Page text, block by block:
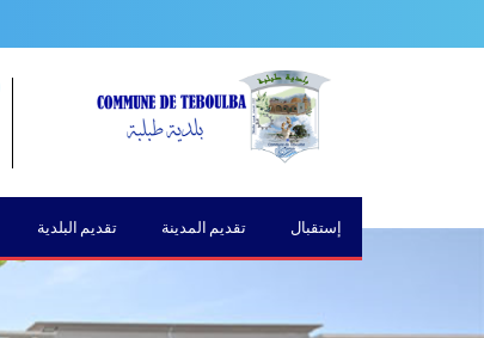
إستقبال تقديم المدينة تقديم البلدية